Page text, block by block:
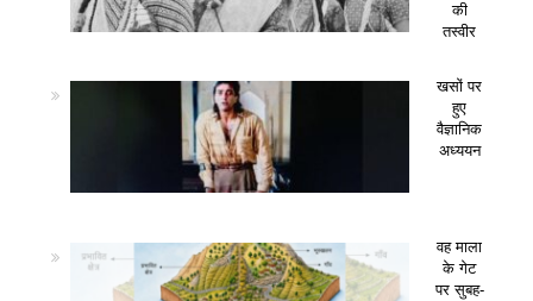
की
तस्वीर
खसों पर
हुए
वैज्ञानिक
अध्ययन
वह माला
के गेट
पर सुबह-